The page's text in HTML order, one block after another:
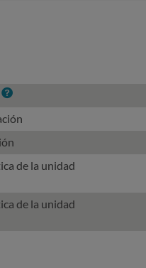
Info
de la unidad
de la unidad